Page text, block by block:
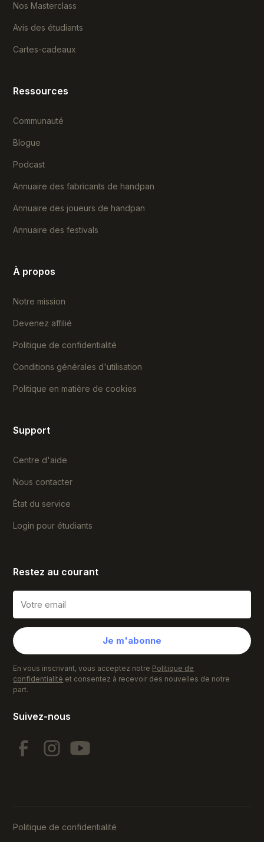
Nos Masterclass
Avis des étudiants
Cartes-cadeaux
Ressources
Communauté
Blogue
Podcast
Annuaire des fabricants de handpan
Annuaire des joueurs de handpan
Annuaire des festivals
À propos
Notre mission
Devenez affilié
Politique de confidentialité
Conditions générales d'utilisation
Politique en matière de cookies
Support
Centre d'aide
Nous contacter
État du service
Login pour étudiants
Restez au courant
Je m'abonne
En vous inscrivant, vous acceptez notre Politique de
confidentialité et consentez à recevoir des nouvelles de notre
part.
Suivez-nous
Politique de confidentialité